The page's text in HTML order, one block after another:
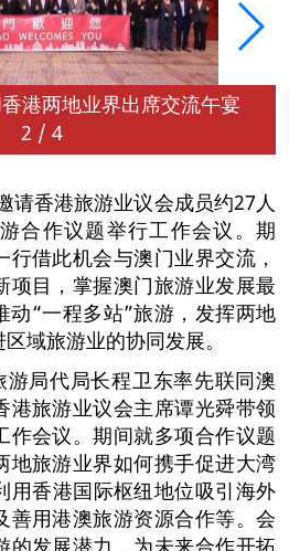
港两地业界出席交流午宴
2 / 4
请香港旅游业议会成员约27人
合作议题举行工作会议。期
借此机会与澳门业界交流，
项目，掌握澳门旅游业发展最
动“一程多站”旅游，发挥两地
域旅游业的协同发展。
局代局长程卫东率先联同澳
港旅游业议会主席谭光舜带领
作会议。期间就多项合作议题
地旅游业界如何携手促进大湾
用香港国际枢纽地位吸引海外
善用港澳旅游资源合作等。会
的发展潜力，为未来合作开拓